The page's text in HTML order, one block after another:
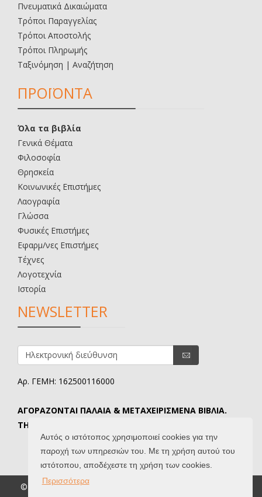
Αυτός ο ιστότοπος χρησιμοποιεί cookies για την
παροχή των υπηρεσιών του. Με τη χρήση αυτού του
ιστότοπου, αποδέχεστε τη χρήση των cookies.
Περισσότερα
Πνευματικά Δικαιώματα
Τρόποι Παραγγελίας
Τρόποι Αποστολής
Τρόποι Πληρωμής
Ταξινόμηση | Αναζήτηση
ΠΡΟΪΟΝΤΑ
Όλα τα βιβλία
Γενικά Θέματα
Φιλοσοφία
Θρησκεία
Κοινωνικές Επιστήμες
Λαογραφία
Γλώσσα
Φυσικές Επιστήμες
Εφαρμ/νες Επιστήμες
Τέχνες
Λογοτεχνία
Ιστορία
NEWSLETTER
Αρ. ΓΕΜΗ: 162500116000
ΑΓΟΡΑΖΟΝΤΑΙ ΠΑΛΑΙΑ & ΜΕΤΑΧΕΙΡΙΣΜΕΝΑ ΒΙΒΛΙΑ.
ΤΗΛ. ΕΠΙΚΟΙΝΩΝΙΑΣ: 6907645346.
© 2026 Βιβλιοδίφης. All Rights Reserved. |